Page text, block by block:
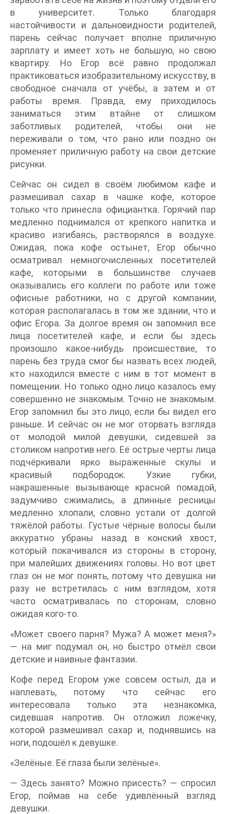
в университет. Только благодаря
настойчивости и дальновидности родителей,
парень сейчас получает вполне приличную
зарплату и имеет хоть не большую, но свою
квартиру. Но Егор всё равно продолжал
практиковаться изобразительному искусству, в
свободное сначала от учёбы, а затем и от
работы время. Правда, ему приходилось
заниматься этим втайне от слишком
заботливых родителей, чтобы они не
переживали о том, что рано или поздно он
променяет приличную работу на свои детские
рисунки.
Сейчас он сидел в своём любимом кафе и
размешивал сахар в чашке кофе, которое
только что принесла официантка. Горячий пар
медленно поднимался от крепкого напитка и
красиво изгибаясь, растворялся в воздухе.
Ожидая, пока кофе остынет, Егор обычно
осматривал немногочисленных посетителей
кафе, которыми в большинстве случаев
оказывались его коллеги по работе или тоже
офисные работники, но с другой компании,
которая располагалась в том же здании, что и
офис Егора. За долгое время он запомнил все
лица посетителей кафе, и если бы здесь
произошло какое-нибудь происшествие, то
парень без труда смог бы назвать всех людей,
кто находился вместе с ним в тот момент в
помещении. Но только одно лицо казалось ему
совершенно не знакомым. Точно не знакомым.
Егор запомнил бы это лицо, если бы видел его
раньше. И сейчас он не мог оторвать взгляда
от молодой милой девушки, сидевшей за
столиком напротив него. Её острые черты лица
подчёркивали ярко выраженные скулы и
красивый подбородок. Узкие губки,
накрашенные вызывающе красной помадой,
задумчиво сжимались, а длинные ресницы
медленно хлопали, словно устали от долгой
тяжёлой работы. Густые чёрные волосы были
аккуратно убраны назад в конский хвост,
который покачивался из стороны в сторону,
при малейших движениях головы. Но вот цвет
глаз он не мог понять, потому что девушка ни
разу не встретилась с ним взглядом, хотя
часто осматривалась по сторонам, словно
ожидая кого-то.
«Может своего парня? Мужа? А может меня?»
— на миг подумал он, но быстро отмёл свои
детские и наивные фантазии.
Кофе перед Егором уже совсем остыл, да и
наплевать, потому что сейчас его
интересовала только эта незнакомка,
сидевшая напротив. Он отложил ложечку,
которой размешивал сахар и, поднявшись на
ноги, подошёл к девушке.
«Зелёные. Её глаза были зелёные».
— Здесь занято? Можно присесть? — спросил
Егор, поймав на себе удивлённый взгляд
девушки.